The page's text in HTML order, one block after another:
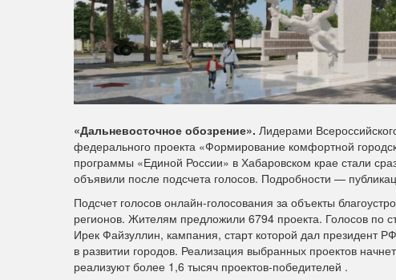
«Дальневосточное обозрение». Лидерами
федерального проекта «Формирование комфортной
программы «Единой России» в Хабаровском крае стали
объявили после подсчета голосов. Подробности —
Подсчет голосов онлайн-голосования за объекты
регионов. Жителям предложили 6794 проекта. Голосов по
Ирек Файзуллин, кампания, старт которой дал президент
в развитии городов. Реализация выбранных проектов
реализуют более 1,6 тысяч проектов-победителей .